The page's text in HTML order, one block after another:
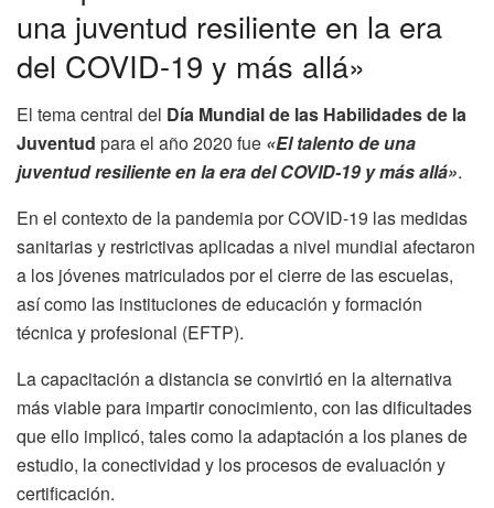
una juventud resiliente en la era
del COVID-19 y más allá»
El tema central del Día Mundial de las Habilidades de la
Juventud para el año 2020 fue «El talento de una
juventud resiliente en la era del COVID-19 y más allá».
En el contexto de la pandemia por COVID-19 las medidas
sanitarias y restrictivas aplicadas a nivel mundial afectaron
a los jóvenes matriculados por el cierre de las escuelas,
así como las instituciones de educación y formación
técnica y profesional (EFTP).
La capacitación a distancia se convirtió en la alternativa
más viable para impartir conocimiento, con las dificultades
que ello implicó, tales como la adaptación a los planes de
estudio, la conectividad y los procesos de evaluación y
certificación.